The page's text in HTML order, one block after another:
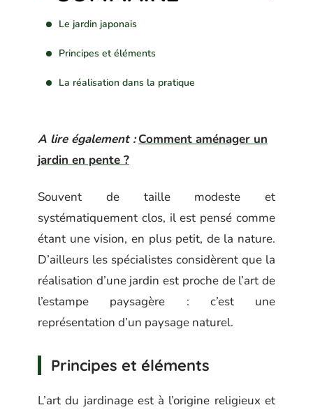
Le jardin japonais
Principes et éléments
La réalisation dans la pratique
A lire également : Comment aménager un
jardin en pente ?
Souvent de taille modeste et
systématiquement clos, il est pensé comme
étant une vision, en plus petit, de la nature.
D’ailleurs les spécialistes considèrent que la
réalisation d’une jardin est proche de l’art de
l’estampe paysagère : c’est une
représentation d’un paysage naturel.
Principes et éléments
L’art du jardinage est à l’origine religieux et